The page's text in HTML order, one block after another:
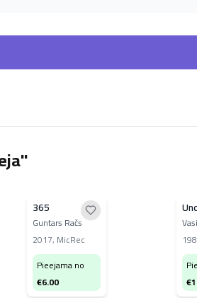
365
Guntars Račs
2017, MicRec
Pieejama no
€6.00
€